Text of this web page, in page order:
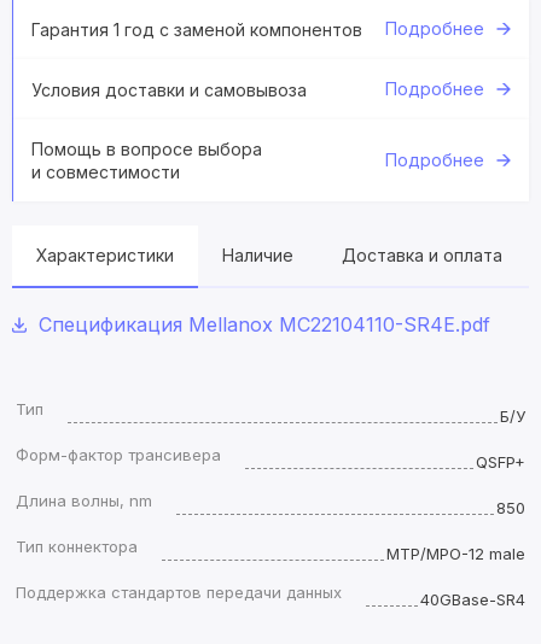
Гарантия 1 год с заменой компонентов Подробнее
Условия доставки и самовывоза Подробнее
Помощь в вопросе выбора
и совместимости
Подробнее
Характеристики Наличие Доставка и оплата
Спецификация Mellanox MC22104110-SR4E.pdf
Тип
Б/У
Форм-фактор трансивера
QSFP+
Длина волны, nm
850
Тип коннектора
MTP/MPO-12 male
Поддержка стандартов передачи данных
40GBase-SR4